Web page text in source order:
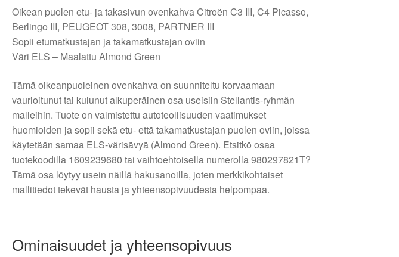
Oikean puolen etu- ja takasivun ovenkahva Citroën C3 III, C4 Picasso,
Berlingo III, PEUGEOT 308, 3008, PARTNER III
Sopii etumatkustajan ja takamatkustajan oviin
Väri ELS – Maalattu Almond Green
Tämä oikeanpuoleinen ovenkahva on suunniteltu korvaamaan
vaurioitunut tai kulunut alkuperäinen osa useisiin Stellantis-ryhmän
malleihin. Tuote on valmistettu autoteollisuuden vaatimukset
huomioiden ja sopii sekä etu- että takamatkustajan puolen oviin, joissa
käytetään samaa ELS-värisävyä (Almond Green). Etsitkö osaa
tuotekoodilla 1609239680 tai vaihtoehtoisella numerolla 980297821T?
Tämä osa löytyy usein näillä hakusanoilla, joten merkkikohtaiset
mallitiedot tekevät hausta ja yhteensopivuudesta helpompaa.
Ominaisuudet ja yhteensopivuus